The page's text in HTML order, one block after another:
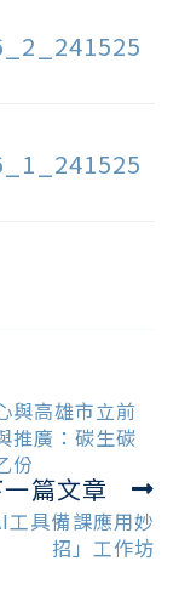
與高雄市立前
推廣：碳生碳
份
篇文章
具備課應用妙
招」工作坊